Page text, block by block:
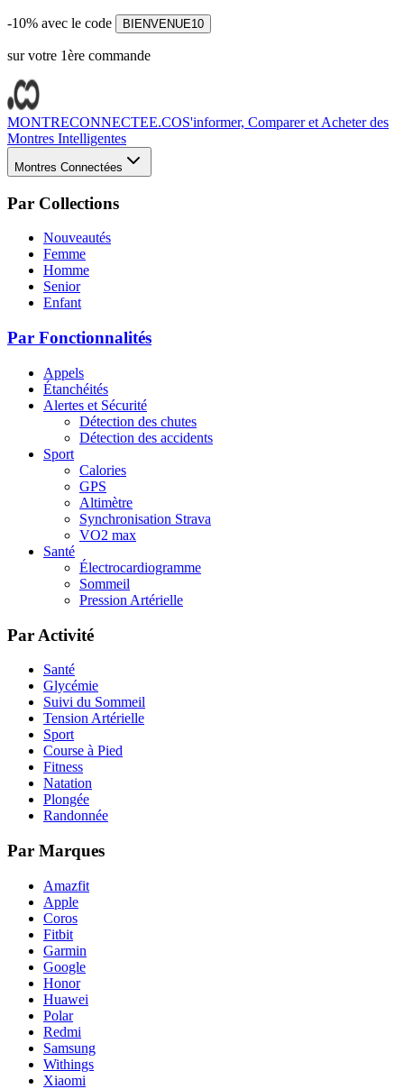
-10% avec le code BIENVENUE10
sur votre 1ère commande
MONTRECONNECTEE.COS'informer, Comparer et Acheter des
Montres Intelligentes
Montres Connectées
Par Collections
Nouveautés
Femme
Homme
Senior
Enfant
Par Fonctionnalités
Appels
Étanchéités
Alertes et Sécurité
Détection des chutes
Détection des accidents
Sport
Calories
GPS
Altimètre
Synchronisation Strava
VO2 max
Santé
Électrocardiogramme
Sommeil
Pression Artérielle
Par Activité
Santé
Glycémie
Suivi du Sommeil
Tension Artérielle
Sport
Course à Pied
Fitness
Natation
Plongée
Randonnée
Par Marques
Amazfit
Apple
Coros
Fitbit
Garmin
Google
Honor
Huawei
Polar
Redmi
Samsung
Withings
Xiaomi